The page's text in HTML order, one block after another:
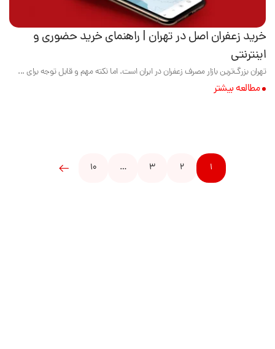
خرید زعفران اصل در تهران | راهنمای خرید حضوری و
اینترنتی
تهران بزرگ‌ترین بازار مصرف زعفران در ایران است. اما نکته مهم و قابل توجه برای ...
مطالعه بیشتر
1
2
3
…
10